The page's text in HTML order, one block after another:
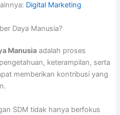
Digital Marketing
Daya Manusia?
Manusiaadalah proses
keterampilan, serta
memberikan kontribusi yang
SDM tidak hanya berfokus